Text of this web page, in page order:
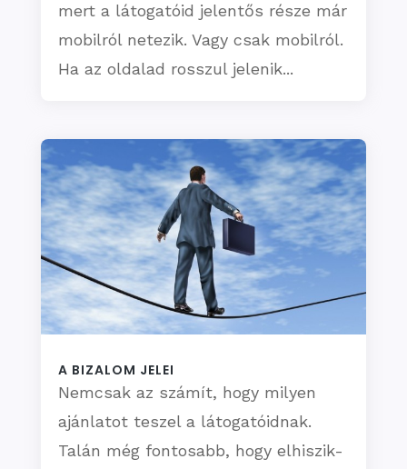
mert a látogatóid jelentős része már
mobilról netezik. Vagy csak mobilról.
Ha az oldalad rosszul jelenik...
A BIZALOM JELEI
Nemcsak az számít, hogy milyen
ajánlatot teszel a látogatóidnak.
Talán még fontosabb, hogy elhiszik-